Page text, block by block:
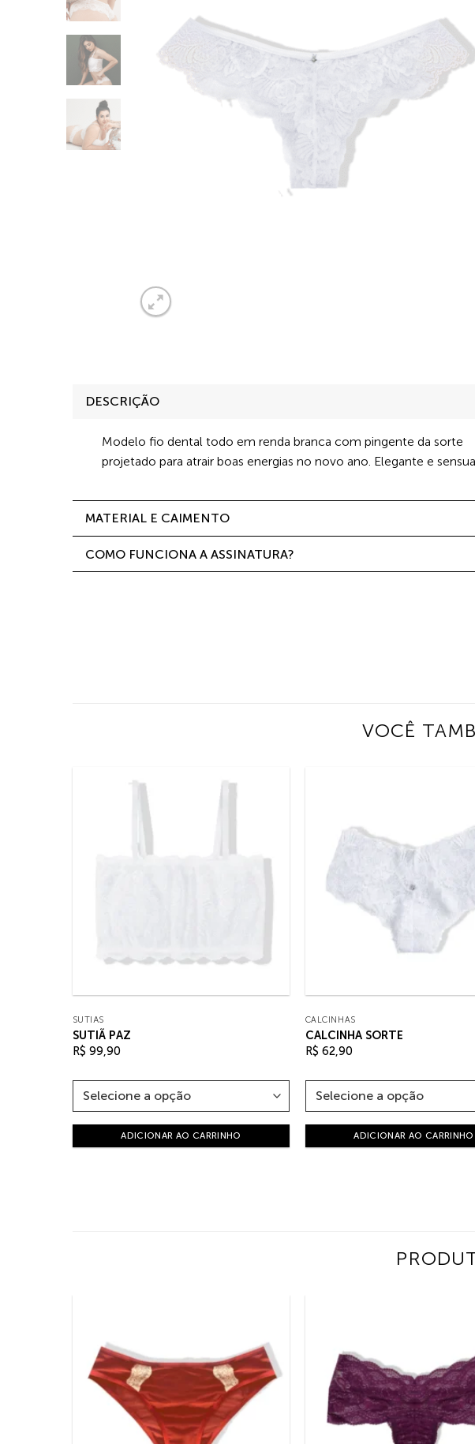
DESCRIÇÃO
Modelo fio dental todo em renda branca com pingente da sorte
projetado para atrair boas energias no novo ano. Elegante e
MATERIAL E CAIMENTO
COMO FUNCIONA A ASSINATURA?
VOCÊ
SUTIÃS
SUTIÃ PAZ
R$ 99,90
ADICIONAR AO CARRINHO
CALCINHAS
CALCINHA SORTE
R$ 62,90
ADICIONAR AO CARRINHO